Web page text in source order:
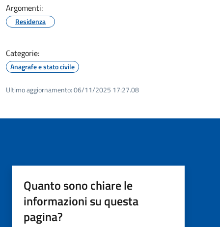
Argomenti:
Residenza
Categorie:
Anagrafe e stato civile
Ultimo aggiornamento:06/11/2025 17:27.08
Quanto sono chiare le
informazioni su questa
pagina?